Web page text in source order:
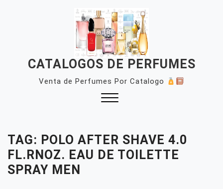
CATALOGOS DE PERFUMES
Venta de Perfumes Por Catalogo
TAG: POLO AFTER SHAVE 4.0
FL.RNOZ. EAU DE TOILETTE
SPRAY MEN